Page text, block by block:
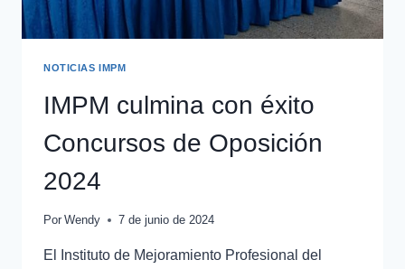
NOTICIAS IMPM
IMPM culmina con éxito
Concursos de Oposición
2024
Por Wendy 7 de junio de 2024
El Instituto de Mejoramiento Profesional del